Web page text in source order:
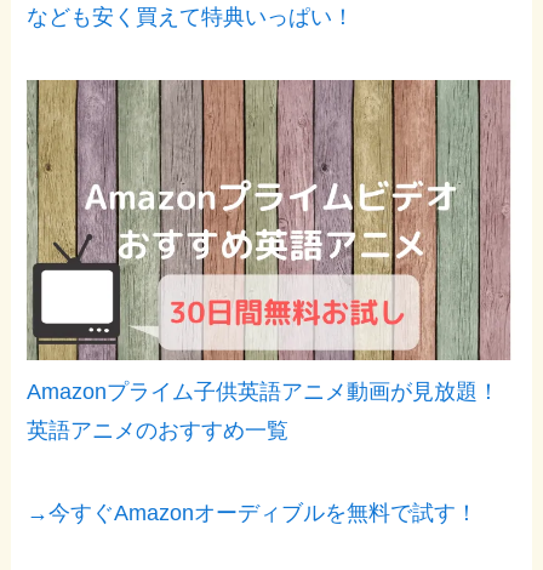
なども安く買えて特典いっぱい！
Amazonプライム子供英語アニメ動画が見放題！
英語アニメのおすすめ一覧
→今すぐAmazonオーディブルを無料で試す！